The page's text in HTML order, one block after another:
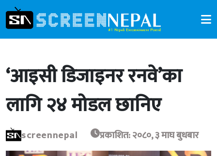
‘आइसी डिजाइनर रनवे’का
लागि २४ मोडल छानिए
screennepal प्रकाशित: २०८०, ३ माघ बुधबार